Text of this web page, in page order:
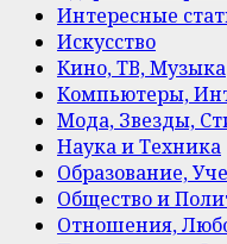
Интересные
Искусство
Кино, ТВ, Музыка
Компьютеры,
Мода, Звезды,
Наука и Техника
Образование,
Общество и
Отношения,